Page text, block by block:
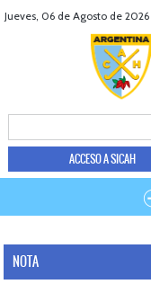
Jueves, 06 de Agosto de 2026
ACCESO A SICAH
NOTA